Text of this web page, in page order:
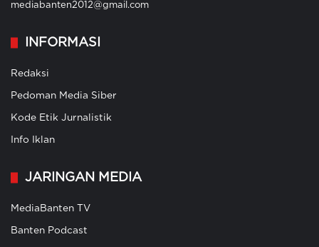
mediabanten2012@gmail.com
INFORMASI
Redaksi
Pedoman Media Siber
Kode Etik Jurnalistik
Info Iklan
JARINGAN MEDIA
MediaBanten TV
Banten Podcast